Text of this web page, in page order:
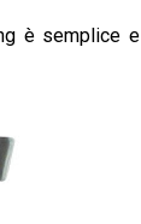
è semplice e